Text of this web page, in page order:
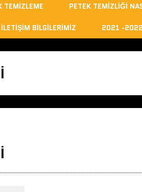
TEMIZLEME PETEK TEMIZLIĞI
İLETIŞIM BILGILERIMIZ 2021 -2022